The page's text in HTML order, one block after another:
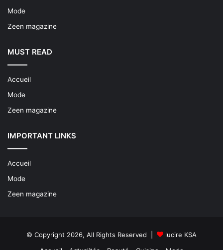
Mode
Zeen magazine
MUST READ
Accueil
Mode
Zeen magazine
IMPORTANT LINKS
Accueil
Mode
Zeen magazine
© Copyright 2026, All Rights Reserved |
lucire KSA